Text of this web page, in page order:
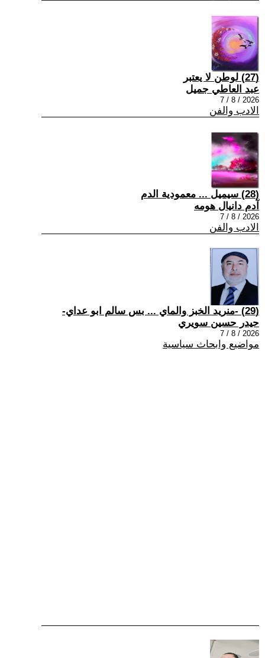
(27) لوطن لا يعتبر
عبد العاطي جميل
2026 / 8 / 7
الادب والفن
(28) سيميل ... معمودية الدم
آدم دانيال هومه
2026 / 8 / 7
الادب والفن
(29) -منريد الخبز والماي ... بس سالم ابو عداي-
حيدر حسين سويري
2026 / 8 / 7
مواضيع وابحاث سياسية